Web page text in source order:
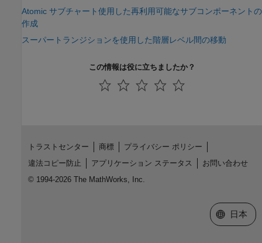
Atomic サブチャート使用した再利用可能なサブコンポーネントの
作成
スーパートランジションを使用した階層レベル間の移動
この情報は役に立ちましたか？
トラストセンター 商標
プライバシー ポリシー
違法コピー防止
アプリケーション ステータス
お問い合わせ
© 1994-2026 The MathWorks, Inc.
Web サイ
日本